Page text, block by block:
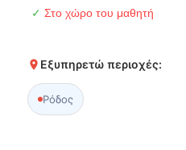
✓ Στο χώρο του μαθητή
Εξυπηρετώ περιοχές:
Ρόδος